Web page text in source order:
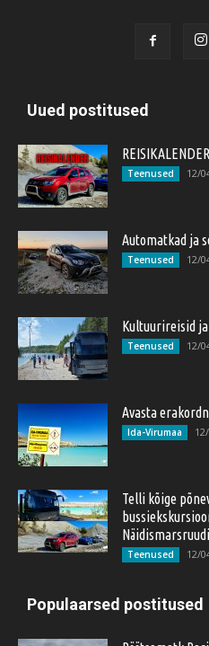
Uued postitused
REISIKALENDER
Teenused 12/
Automatkad ja
Teenused 12/
Kultuurireisid
Teenused 12/
Avasta
Ida-Virumaa
Telli kõige
Teenused 12/
Populaarsed postitused